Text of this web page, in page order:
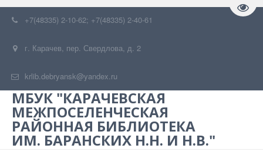
+7(48335) 2-10-62; +7(48335) 2-40-61
г. Карачев, пер. Свердлова, д. 2
krlib.debryansk@yandex.ru
МБУК "КАРАЧЕВСКАЯ
МЕЖПОСЕЛЕНЧЕСКАЯ
РАЙОННАЯ БИБЛИОТЕКА
ИМ. БАРАНСКИХ Н.Н. И Н.В."